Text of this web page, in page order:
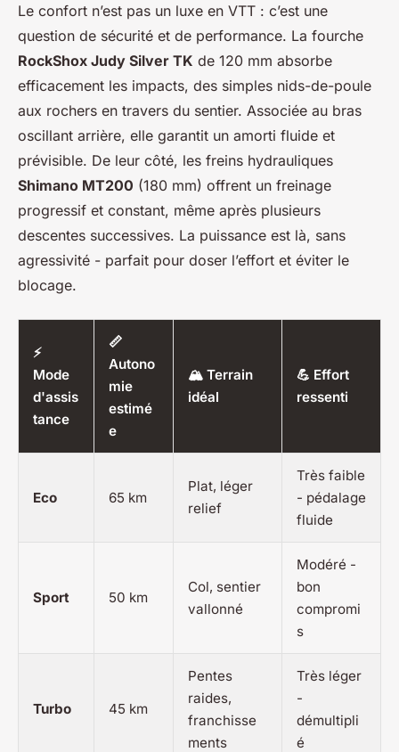
Le confort n’est pas un luxe en VTT : c’est une
question de sécurité et de performance. La fourche
RockShox Judy Silver TK de 120 mm absorbe
efficacement les impacts, des simples nids-de-poule
aux rochers en travers du sentier. Associée au bras
oscillant arrière, elle garantit un amorti fluide et
prévisible. De leur côté, les freins hydrauliques
Shimano MT200 (180 mm) offrent un freinage
progressif et constant, même après plusieurs
descentes successives. La puissance est là, sans
agressivité - parfait pour doser l’effort et éviter le
blocage.
⚡
Mode
d'assis
tance
📏
Autono
mie
estimé
e
🏔️ Terrain
idéal
💪 Effort
ressenti
Eco 65 km
Plat, léger
relief
Très faible
- pédalage
fluide
Sport 50 km
Col, sentier
vallonné
Modéré -
bon
compromi
s
Turbo 45 km
Pentes
raides,
franchisse
ments
Très léger
-
démultipli
é